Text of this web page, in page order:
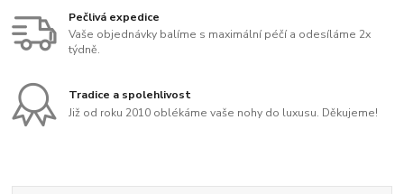
Pečlivá expedice
Vaše objednávky balíme s maximální péčí a odesíláme 2x
týdně.
Tradice a spolehlivost
Již od roku 2010 oblékáme vaše nohy do luxusu. Děkujeme!